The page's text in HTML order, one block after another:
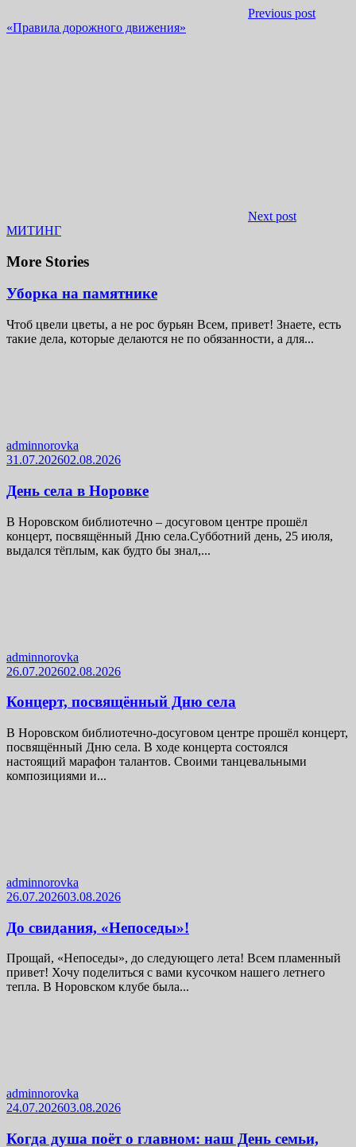
Previous post
«Правила дорожного движения»
Next post
МИТИНГ
More Stories
Уборка на памятнике
Чтоб цвели цветы, а не рос бурьян Всем, привет! Знаете, есть
такие дела, которые делаются не по обязанности, а для...
adminnorovka
31.07.202602.08.2026
День села в Норовке
В Норовском библиотечно – досуговом центре прошёл
концерт, посвящённый Дню села.Субботний день, 25 июля,
выдался тёплым, как будто бы знал,...
adminnorovka
26.07.202602.08.2026
Концерт, посвящённый Дню села
В Норовском библиотечно-досуговом центре прошёл концерт,
посвящённый Дню села. В ходе концерта состоялся
настоящий марафон талантов. Своими танцевальными
композициями и...
adminnorovka
26.07.202603.08.2026
До свидания, «Непоседы»!
Прощай, «Непоседы», до следующего лета! Всем пламенный
привет! Хочу поделиться с вами кусочком нашего летнего
тепла. В Норовском клубе была...
adminnorovka
24.07.202603.08.2026
Когда душа поёт о главном: наш День семьи,